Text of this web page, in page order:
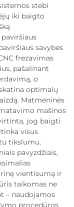
stebi
iki baigto
savybes
frezavimas
pašalinant
o
optimalų
Matmeninės
mašinos
jog baigti
visus
tikslumu.
pavyzdžiais,
vientisumą ir
taikomas ne
– naudojamos
procedūros,